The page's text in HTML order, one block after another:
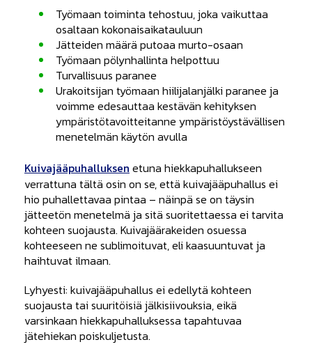
Työmaan toiminta tehostuu, joka vaikuttaa
osaltaan kokonaisaikatauluun
Jätteiden määrä putoaa murto-osaan
Työmaan pölynhallinta helpottuu
Turvallisuus paranee
Urakoitsijan työmaan hiilijalanjälki paranee ja
voimme edesauttaa kestävän kehityksen
ympäristötavoitteitanne ympäristöystävällisen
menetelmän käytön avulla
Kuivajääpuhalluksen etuna hiekkapuhallukseen
verrattuna tältä osin on se, että kuivajääpuhallus ei
hio puhallettavaa pintaa – näinpä se on täysin
jätteetön menetelmä ja sitä suoritettaessa ei tarvita
kohteen suojausta. Kuivajäärakeiden osuessa
kohteeseen ne sublimoituvat, eli kaasuuntuvat ja
haihtuvat ilmaan.
Lyhyesti: kuivajääpuhallus ei edellytä kohteen
suojausta tai suuritöisiä jälkisiivouksia, eikä
varsinkaan hiekkapuhalluksessa tapahtuvaa
jätehiekan poiskuljetusta.